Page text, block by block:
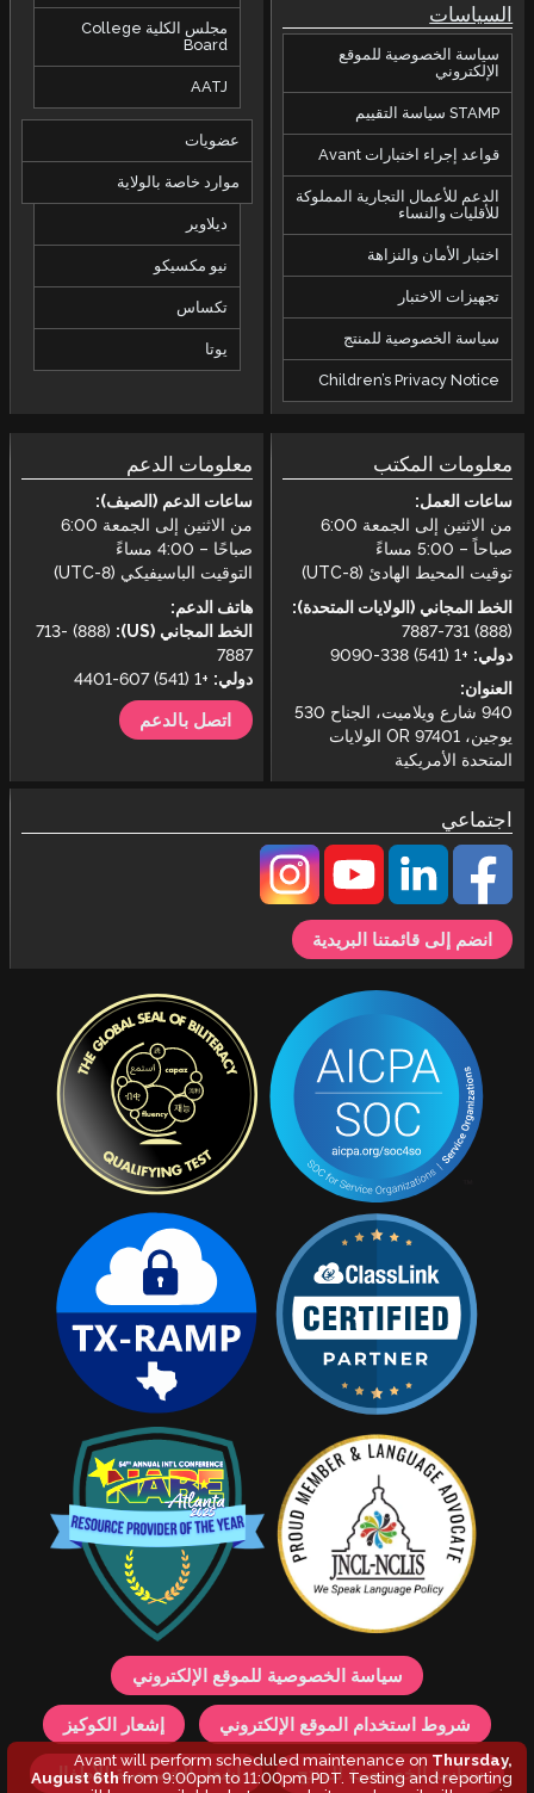
السياسات
سياسة الخصوصية للموقع
الإلكتروني
STAMP سياسة التقييم
قواعد إجراء اختبارات Avant
الدعم للأعمال التجارية المملوكة
للأقليات والنساء
اختبار الأمان والنزاهة
تجهيزات الاختبار
سياسة الخصوصية للمنتج
Children’s Privacy Notice
مجلس الكلية College
Board
AATJ
عضويات
موارد خاصة بالولاية
ديلاوير
نيو مكسيكو
تكساس
يوتا
معلومات المكتب
ساعات العمل:
من الاثنين إلى الجمعة 6:00
صباحاً – 5:00 مساءً
توقيت المحيط الهادئ (UTC-8)
الخط المجاني (الولايات المتحدة):
(888) 731-7887
دولي: +1 (541) 338-9090
العنوان:
940 شارع ويلاميت، الجناح 530
يوجين، OR 97401 الولايات
المتحدة الأمريكية
معلومات الدعم
ساعات الدعم (الصيف):
من الاثنين إلى الجمعة 6:00
صباحًا – 4:00 مساءً
التوقيت الباسيفيكي (UTC-8)
هاتف الدعم:
الخط المجاني (US):
(888) 713-
7887
دولي: +1 (541) 607-4401
اتصل بالدعم
اجتماعي
انضم إلى قائمتنا البريدية
سياسة الخصوصية للموقع الإلكتروني
شروط استخدام الموقع الإلكتروني إشعار الكوكيز
سياسة الخصوصية للمنتج إشعار الخصوصية للأطفال
Avant will perform scheduled maintenance on Thursday,
August 6thfrom 9:00pm to 11:00pm PDT. Testing and reporting